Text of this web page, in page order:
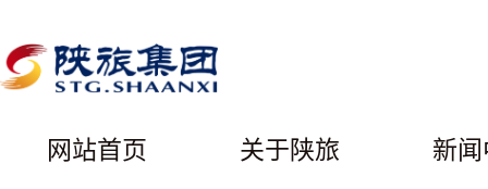
网站首页 关于陕旅 新